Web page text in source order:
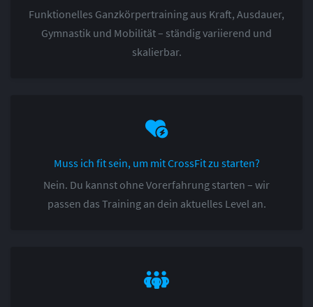
Funktionelles Ganzkörpertraining aus Kraft, Ausdauer,
Gymnastik und Mobilität – ständig variierend und
skalierbar.
Muss ich fit sein, um mit CrossFit zu starten?
Nein. Du kannst ohne Vorerfahrung starten – wir
passen das Training an dein aktuelles Level an.